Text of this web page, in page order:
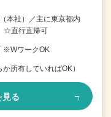
本社）／主に東京都内
☆直行直帰可
※WワークOK
所有していればOK）
見る